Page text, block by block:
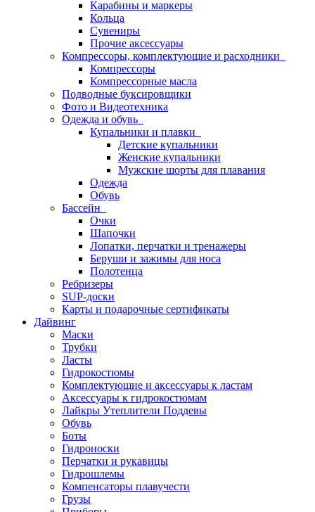
Карабины и маркеры
Кольца
Сувениры
Прочие аксессуары
Компрессоры, комплектующие и расходники
Компрессоры
Компрессорные масла
Подводные буксировщики
Фото и Видеотехника
Одежда и обувь
Купальники и плавки
Детские купальники
Женские купальники
Мужские шорты для плавания
Одежда
Обувь
Бассейн
Очки
Шапочки
Лопатки, перчатки и тренажеры
Беруши и зажимы для носа
Полотенца
Ребризеры
SUP-доски
Карты и подарочные сертификаты
Дайвинг
Маски
Трубки
Ласты
Гидрокостюмы
Комплектующие и аксессуары к ластам
Аксессуары к гидрокостюмам
Лайкры Утеплители Поддевы
Обувь
Боты
Гидроноски
Перчатки и рукавицы
Гидрошлемы
Компенсаторы плавучести
Грузы